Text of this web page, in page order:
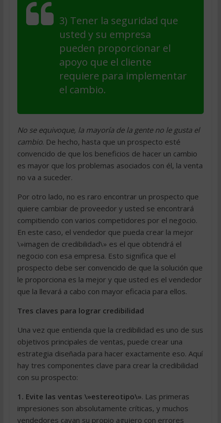
3) Tener la seguridad que
usted y su empresa
pueden proporcionar el
apoyo que el cliente
requiere para implementar
el cambio.
No se equivoque, la mayoría de la gente no le gusta el
cambio. De hecho, hasta que un prospecto esté
convencido de que los beneficios de hacer un cambio
es mayor que los problemas asociados con él, la venta
no va a suceder.
Por otro lado, no es raro encontrar un prospecto que
quiere cambiar de proveedor y usted se encontrará
compitiendo con varios competidores por el negocio.
En este caso, el vendedor que pueda crear la mejor
\»imagen de credibilidad\» es el que obtendrá el
negocio con esa empresa. Esto significa que el
prospecto debe ser convencido de que la solución que
le proporciona es la mejor y que usted es el vendedor
que la llevará a cabo con mayor eficacia para ellos.
Tres claves para lograr credibilidad
Una vez que entienda que la credibilidad es uno de sus
objetivos principales de ventas, puede crear una
estrategia diseñada para hacer exactamente eso. Aquí
hay tres componentes clave para crear la credibilidad
con su prospecto:
1. Evite las ventas \»estereotipo\». Las primeras
impresiones son absolutamente críticas, y muchos
vendedores cavan su propio agujero con errores